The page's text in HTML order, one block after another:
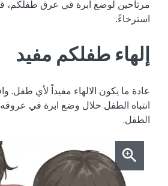
مرتاحين لوضع ابرة في عرق طفلكم،
استرخاءً.
إلهاء طفلكم مفيد
عادة ما يكون الالهاء مفيداً لأي
انتباه الطفل خلال وضع ابرة في
الطفل.